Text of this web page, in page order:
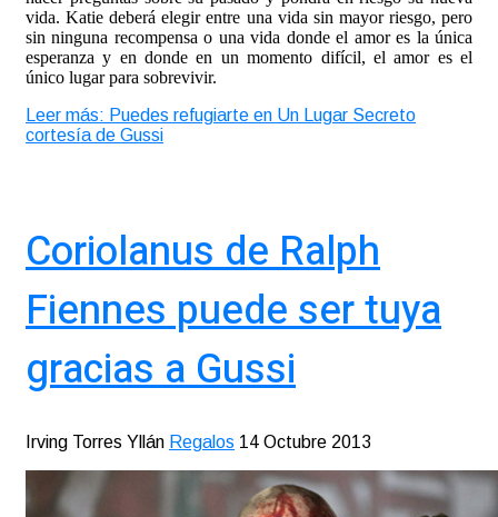
vida. Katie deberá elegir entre una vida sin mayor riesgo, pero
sin ninguna recompensa o una vida donde el amor es la única
esperanza y en donde en un momento difícil, el amor es el
único lugar para sobrevivir.
Leer más: Puedes refugiarte en Un Lugar Secreto
cortesía de Gussi
Coriolanus de Ralph
Fiennes puede ser tuya
gracias a Gussi
Irving Torres Yllán Regalos 14 Octubre 2013